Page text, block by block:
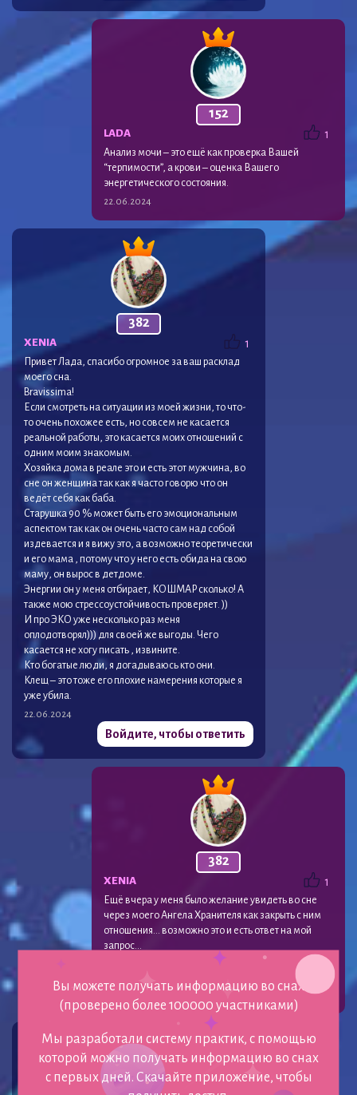
152
1
LADA
Анализ мочи – это ещё как проверка Вашей
“терпимости”, а крови – оценка Вашего
энергетического состояния.
22.06.2024
382
1
XENIA
Привет Лада, спасибо огромное за ваш расклад
моего сна.
Bravissima!
Если смотреть на ситуации из моей жизни, то что-
то очень похожее есть, но совсем не касается
реальной работы, это касается моих отношений с
одним моим знакомым.
Хозяйка дома в реале это и есть этот мужчина, во
сне он женщина так как я часто говорю что он
ведёт себя как баба.
Старушка 90 % может быть его эмоциональным
аспектом так как он очень часто сам над собой
издевается и я вижу это, а возможно теоретически
и его мама , потому что у него есть обида на свою
маму, он вырос в детдоме.
Энергии он у меня отбирает, КОШМАР сколько! А
также мою стрессоустойчивость проверяет. ))
И про ЭКО уже несколько раз меня
оплодотворял))) для своей же выгоды. Чего
касается не хогу писать , извините.
Кто богатые люди, я догадываюсь кто они.
Клещ – это тоже его плохие намерения которые я
уже убила.
22.06.2024
Войдите, чтобы ответить
382
1
XENIA
Ещё вчера у меня было желание увидеть во сне
через моего Ангела Хранителя как закрыть с ним
отношения… возможно это и есть ответ на мой
запрос…
Ответ наверное в том что я должна сбежать из
этого дома.. , то есть постоянно избегать его.
22.06.2024
Вы можете получать информацию во снах
(проверено более 100000 участниками)
Мы разработали систему практик, с помощью
которой можно получать информацию во снах
с первых дней. Скачайте приложение, чтобы